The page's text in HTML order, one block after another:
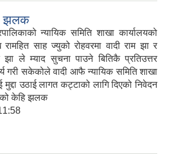
झलक
न्यायिक समिति शाखा कार्यालयको
साह ज्युको रोहवरमा वादी राम झा र
झा ले म्याद सुचना पाउने बितिकै प्रतिउत्तर
गरी सकेकोले वादी आफै न्यायिक समिति शाखा
मुद्दा उठाई लागत कट्टाको लागि दिएको निवेदन
केहि झलक